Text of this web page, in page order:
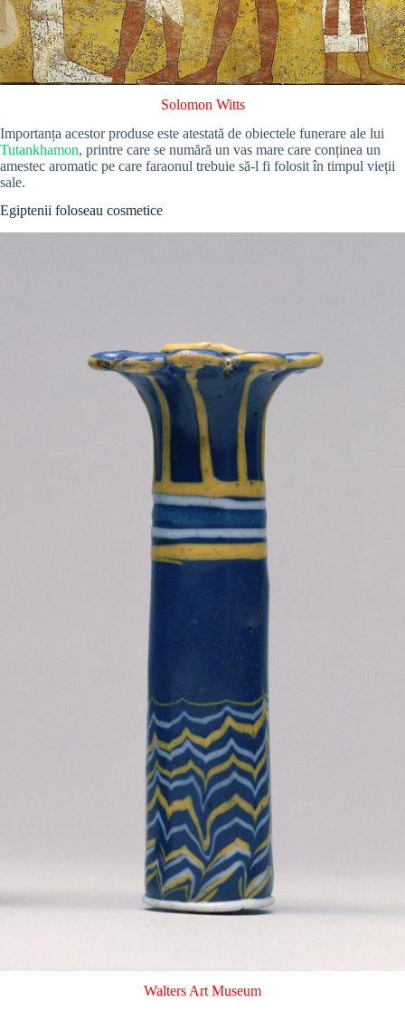
Solomon Witts
Importanța acestor produse este atestată de obiectele funerare ale lui
Tutankhamon, printre care se numără un vas mare care conținea un
amestec aromatic pe care faraonul trebuie să-l fi folosit în timpul vieții
sale.
Egiptenii foloseau cosmetice
Walters Art Museum